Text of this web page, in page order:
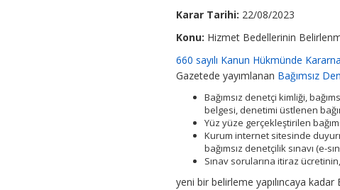
Karar Tarihi: 22/08/2023
Konu: Hizmet Bedellerinin
660 sayılı Kanun Hükmünde
Gazetede yayımlanan Bağımsız
Bağımsız denetçi kimliği,
belgesi, denetimi üstlenen
Yüz yüze gerçekleştirilen
Kurum internet sitesinde
bağımsız denetçilik sınavı (e-
Sınav sorularına itiraz ücretinin,
yeni bir belirleme yapılıncaya